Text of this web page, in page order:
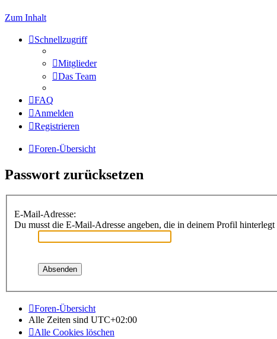
Zum Inhalt
Schnellzugriff
Mitglieder
Das Team
FAQ
Anmelden
Registrieren
Foren-Übersicht
Passwort zurücksetzen
E-Mail-Adresse:
Du musst die E-Mail-Adresse angeben, die in deinem Profil
Foren-Übersicht
Alle Zeiten sind UTC+02:00
Alle Cookies löschen